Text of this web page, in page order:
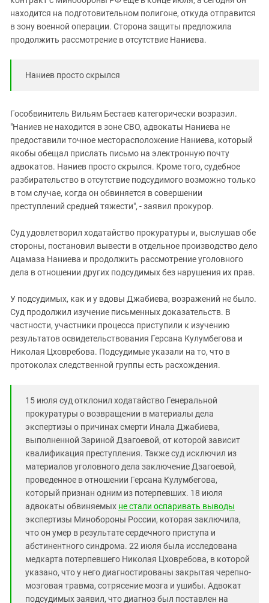
находится на подготовительном полигоне, откуда отправится
в зону военной операции. Сторона защиты предложила
продолжить рассмотрение в отсутствие Наниева.
Наниев просто скрылся
Гособвинитель Вильям Бестаев категорически возразил.
"Наниев не находится в зоне СВО, адвокаты Наниева не
предоставили точное месторасположение Наниева, который
якобы обещал прислать письмо на электронную почту
адвокатов. Наниев просто скрылся. Кроме того, судебное
разбирательство в отсутствие подсудимого возможно только
в том случае, когда он обвиняется в совершении
преступлений средней тяжести", - заявил прокурор.
Суд удовлетворил ходатайство прокуратуры и, выслушав обе
стороны, постановил вывести в отдельное производство дело
Ацамаза Наниева и продолжить рассмотрение уголовного
дела в отношении других подсудимых без нарушения их прав.
У подсудимых, как и у вдовы Джабиева, возражений не было.
Суд продолжил изучение письменных доказательств. В
частности, участники процесса приступили к изучению
результатов освидетельствования Герсана Кулумбегова и
Николая Цховребова. Подсудимые указали на то, что в
протоколах следственной группы есть расхождения.
15 июля суд отклонил ходатайство Генеральной
прокуратуры о возвращении в материалы дела
экспертизы о причинах смерти Инала Джабиева,
выполненной Зариной Дзагоевой, от которой зависит
квалификация преступления. Также суд исключил из
материалов уголовного дела заключение Дзагоевой,
проведенное в отношении Герсана Кулумбегова,
который признан одним из потерпевших. 18 июля
адвокаты обвиняемых не стали оспаривать выводы
экспертизы Минобороны России, которая заключила,
что он умер в результате сердечного приступа и
абстинентного синдрома. 22 июля была исследована
медкарта потерпевшего Николая Цховребова, в которой
указано, что у него диагностированы закрытая черепно-
мозговая травма, сотрясение мозга и ушибы. Адвокат
подсудимых заявил, что диагноз был поставлен на